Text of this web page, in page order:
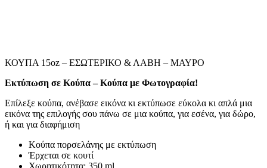
ΚΟΥΠΑ 15oz – ΕΣΩΤΕΡΙΚΟ & ΛΑΒΗ – ΜΑΥΡΟ
Εκτύπωση σε Κούπα – Κούπα με Φωτογραφία!
Επίλεξε κούπα, ανέβασε εικόνα κι εκτύπωσε εύκολα κι απλά μια
εικόνα της επιλογής σου πάνω σε μια κούπα, για εσένα, για δώρο,
ή και για διαφήμιση
Κούπα πορσελάνης με εκτύπωση
Έρχεται σε κουτί
Χωρητικότητα: 350 ml